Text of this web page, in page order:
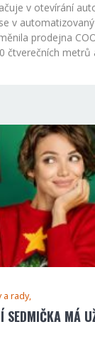
v otevírání
v
prodejna
čtverečních metrů
a rady,
SEDMIČKA MÁ